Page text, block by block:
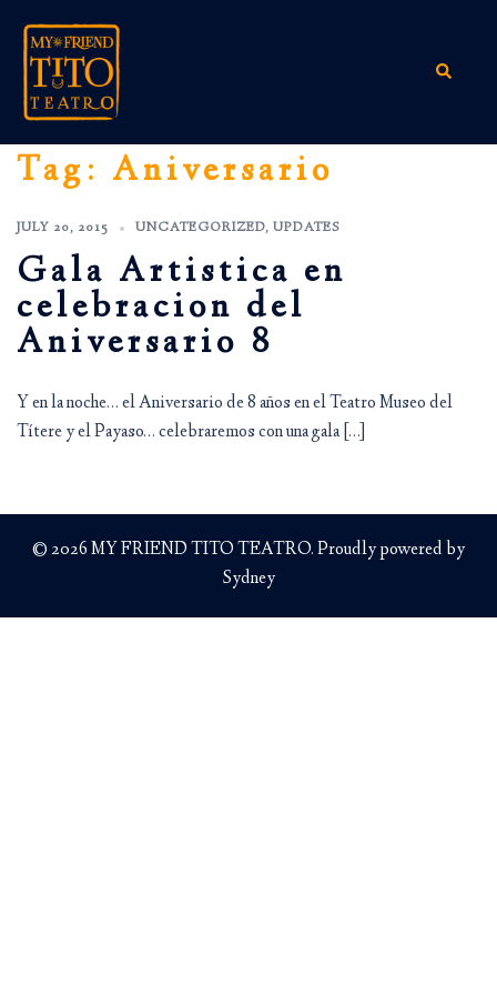
content
Search
Tag: Aniversario
JULY 20, 2015 UNCATEGORIZED, UPDATES
Gala Artistica en
celebracion del
Aniversario 8
Y en la noche… el Aniversario de 8 años en el Teatro Museo del
Títere y el Payaso… celebraremos con una gala […]
© 2026 MY FRIEND TITO TEATRO. Proudly powered by
Sydney